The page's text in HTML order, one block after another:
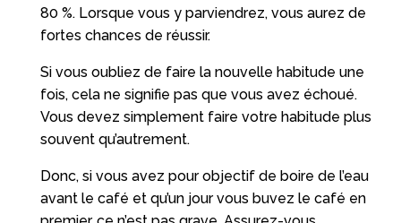
80 %. Lorsque vous y parviendrez, vous aurez de
fortes chances de réussir.
Si vous oubliez de faire la nouvelle habitude une
fois, cela ne signifie pas que vous avez échoué.
Vous devez simplement faire votre habitude plus
souvent qu’autrement.
Donc, si vous avez pour objectif de boire de l’eau
avant le café et qu’un jour vous buvez le café en